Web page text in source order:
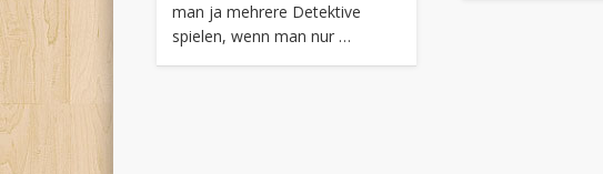
man ja mehrere Detektive
spielen, wenn man nur …